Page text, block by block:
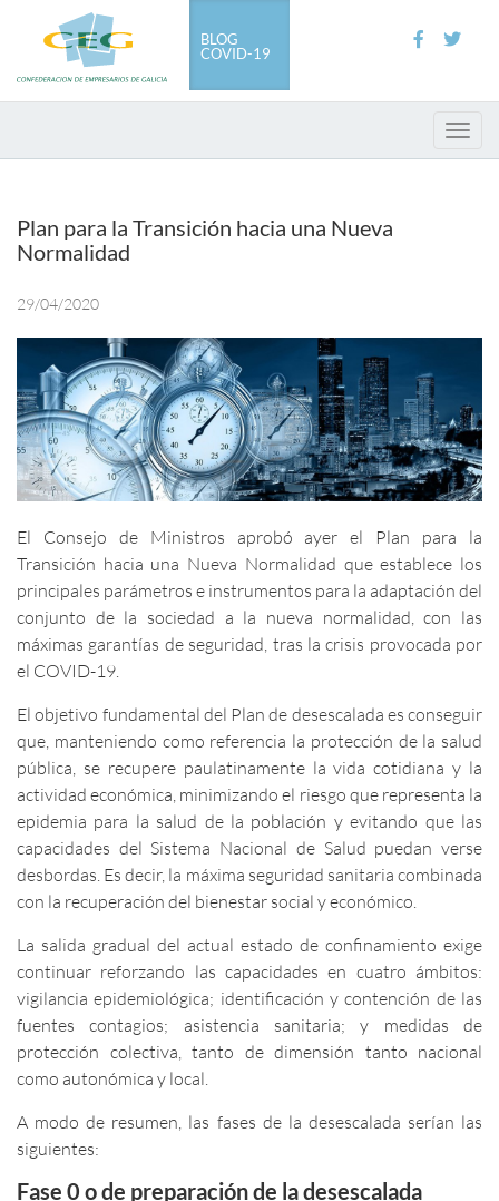
contenido
BLOG
COVID-19
Plan para la Transición hacia una Nueva
Normalidad
29/04/2020
El Consejo de Ministros aprobó ayer el Plan para la
Transición hacia una Nueva Normalidad que establece los
principales parámetros e instrumentos para la adaptación del
conjunto de la sociedad a la nueva normalidad, con las
máximas garantías de seguridad, tras la crisis provocada por
el COVID-19.
El objetivo fundamental del Plan de desescalada es conseguir
que, manteniendo como referencia la protección de la salud
pública, se recupere paulatinamente la vida cotidiana y la
actividad económica, minimizando el riesgo que representa la
epidemia para la salud de la población y evitando que las
capacidades del Sistema Nacional de Salud puedan verse
desbordas. Es decir, la máxima seguridad sanitaria combinada
con la recuperación del bienestar social y económico.
La salida gradual del actual estado de confinamiento exige
continuar reforzando las capacidades en cuatro ámbitos:
vigilancia epidemiológica; identificación y contención de las
fuentes contagios; asistencia sanitaria; y medidas de
protección colectiva, tanto de dimensión tanto nacional
como autonómica y local.
A modo de resumen, las fases de la desescalada serían las
siguientes:
Fase 0 o de preparación de la desescalada